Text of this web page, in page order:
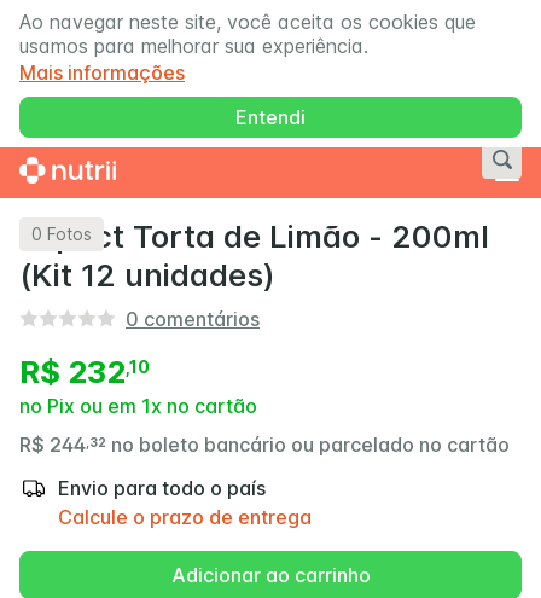
Ao navegar neste site, você aceita os cookies que
usamos para melhorar sua experiência.
Mais informações
Entendi
0 Fotos
Impact Torta de Limão - 200ml
(Kit 12 unidades)
0 comentários
R$ 232 10
no Pix ou em 1x no cartão
R$ 244 32 no boleto bancário ou parcelado no cartão
Envio para todo o país
Calcule o prazo de entrega
Adicionar ao carrinho